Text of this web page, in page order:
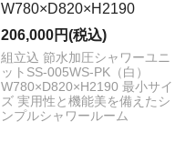
W780×D820×H2190
206,000円(税込)
組立込 節水加圧シャワーユニ
ットSS-005WS-PK（白）
W780×D820×H2190 最小サイ
ズ 実用性と機能美を備えたシ
ンプルシャワールーム